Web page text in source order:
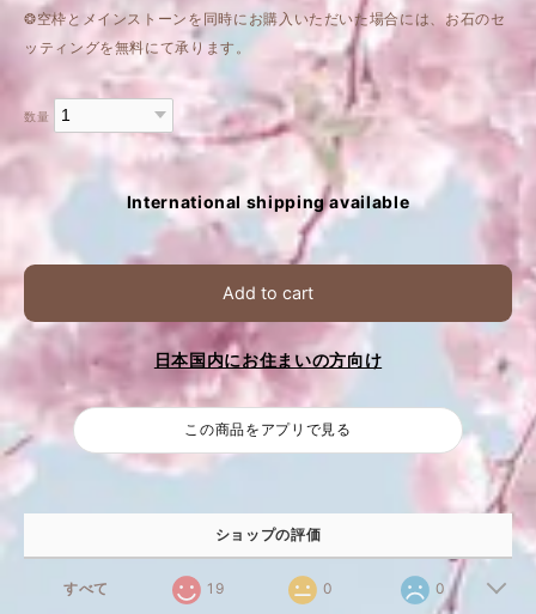
❂空枠とメインストーンを同時にお購入いただいた場合には、お石のセ
ッティングを無料にて承ります。
数量
International shipping available
Add to cart
日本国内にお住まいの方向け
この商品をアプリで見る
ショップの評価
すべて 19 0 0